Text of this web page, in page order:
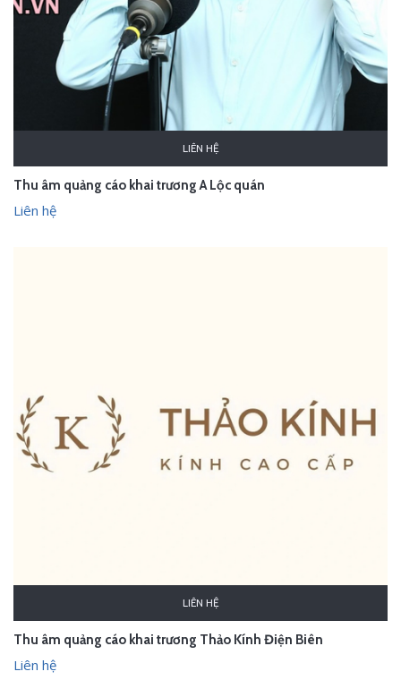
LIÊN HỆ
Thu âm quảng cáo khai trương A Lộc quán
Liên hệ
LIÊN HỆ
Thu âm quảng cáo khai trương Thảo Kính Điện Biên
Liên hệ